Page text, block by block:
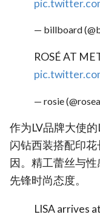
— billboard
ROSÉ AT
— rosie
作为LV品牌大使
闪钻西装搭配印
因。精工蕾丝与
先锋时尚态度。
LISA arrives